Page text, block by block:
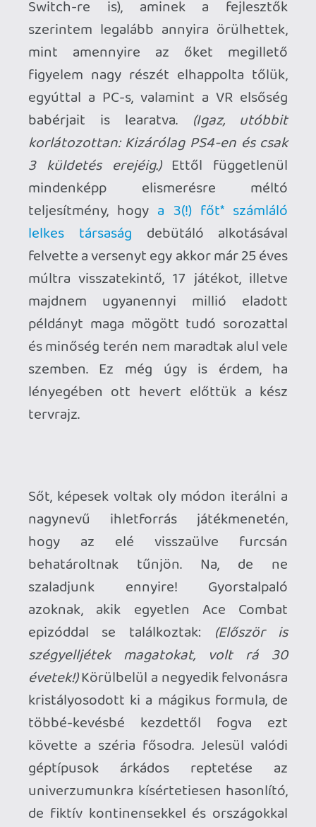
behatároltnak tűnjön. Na, de ne
szaladjunk ennyire! Gyorstalpaló
azoknak, akik egyetlen Ace Combat
epizóddal se találkoztak:(Először is
szégyelljétek magatokat, volt rá 30
évetek!)Körülbelül a negyedik felvonásra
kristályosodott ki a mágikus formula, de
többé-kevésbé kezdettől fogva ezt
követte a széria fősodra. Jelesül valódi
géptípusok árkádos reptetése az
univerzumunkra kísértetiesen hasonlító,
de fiktív kontinensekkel és országokkal
operáló
világban, egy alternatív idővonal
eseményei mentén. Ennél nagyobb
mélységekbe nem bonyolódnék, de
meglepően komplex, sci-fi elemekkel
átszőtt, elágazásokkal és intrikákkal teli
történetszál épült köré az évtizedek
során.
A Project Wingman is a fenti
összetevőket vegyíti és csavar egyet
rajtuk: Az égitest ezúttal tényleg a mi
viszonyokat átrendező kataklizma után.
(Az Ace Combat-ban egy aszteroida, itt a
tektonikus lemezek mozgása kavart be.)
Ennek folyományaként a mai államoknak
legfeljebb nyomuk van (vagy még az
sincs), a történelem javarészt feledésbe
merült. A technológiai fejlettség eddigre
nagyjából visszatért a
katasztrófasorozatot - földrengés,
vulkánkitörések, 150 évig tartó
jégkorszak - megelőző szintre, néhány
szuperfegyverrel (pl. repülő- és
lánctalpas erődök,railgun ) kiegészülve,
melyeket egy újonnan felfedezett, a
bolygó köpenyéből nyert instabil anyag -
acordium- lát el energiával. A jövő
konfliktusai ennek- és a geotermikus
mezők birtoklásáról szólnak.